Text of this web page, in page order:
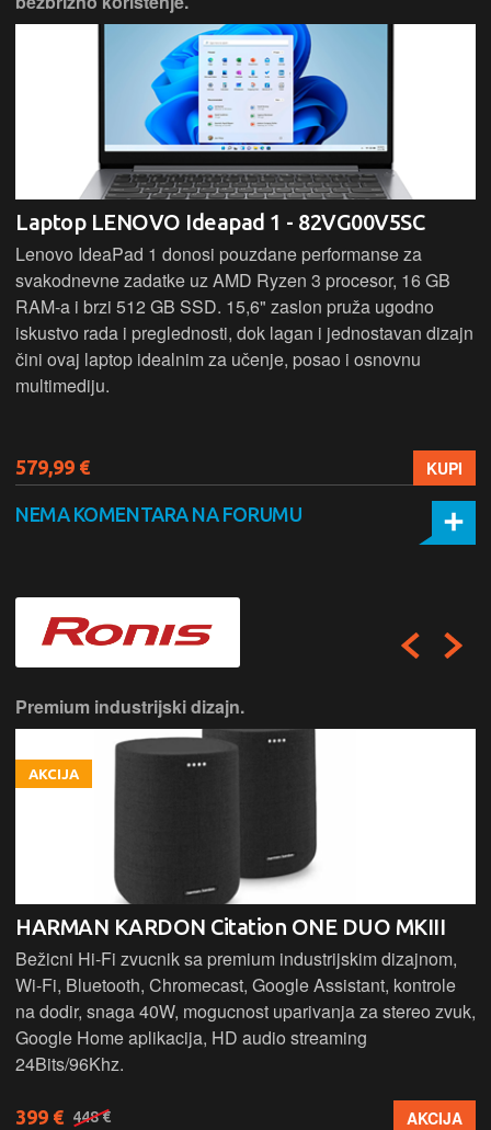
Laptop LENOVO Ideapad 1 - 82VG00V5SC
Lenovo IdeaPad 1 donosi pouzdane performanse za
svakodnevne zadatke uz AMD Ryzen 3 procesor, 16 GB
RAM-a i brzi 512 GB SSD. 15,6" zaslon pruža ugodno
iskustvo rada i preglednosti, dok lagan i jednostavan dizajn
čini ovaj laptop idealnim za učenje, posao i osnovnu
multimediju.
579,99 € KUPI
NEMA KOMENTARA NA FORUMU
Premium industrijski dizajn.
AKCIJA
HARMAN KARDON Citation ONE DUO MKIII
Bežicni Hi-Fi zvucnik sa premium industrijskim dizajnom,
Wi-Fi, Bluetooth, Chromecast, Google Assistant, kontrole
na dodir, snaga 40W, mogucnost uparivanja za stereo zvuk,
Google Home aplikacija, HD audio streaming
24Bits/96Khz.
399 € 448 € AKCIJA